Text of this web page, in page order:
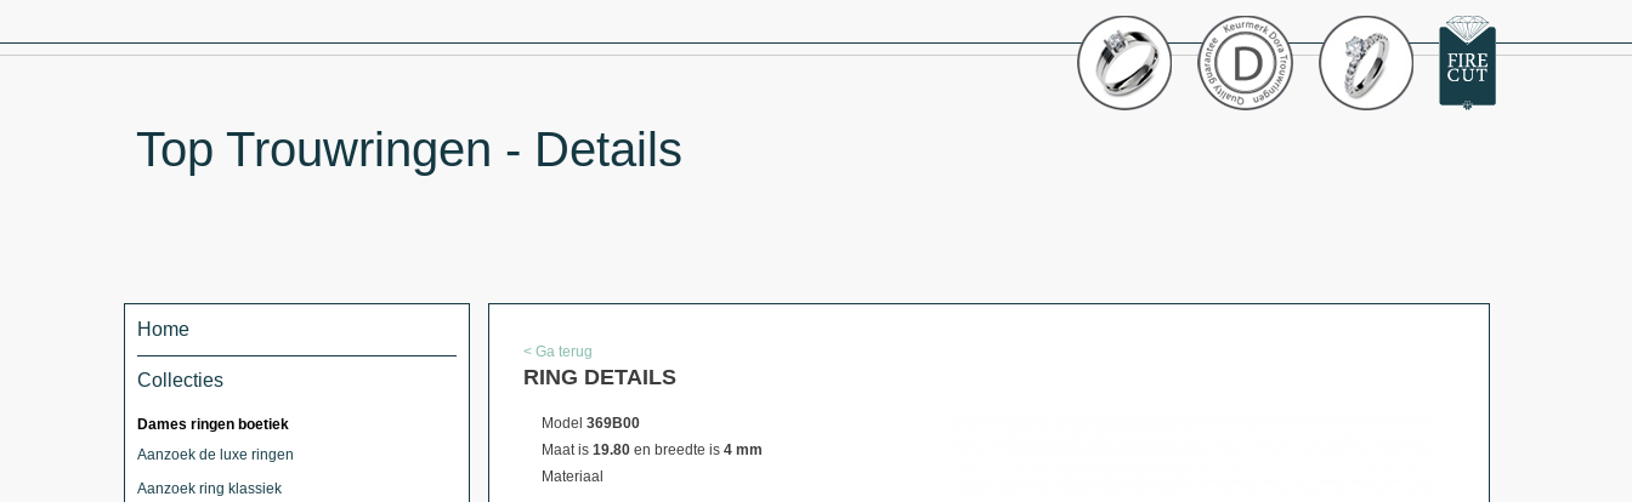
Top Trouwringen - Details
< Ga terug
RING DETAILS
Model 369B00
Maat is 19.80 en breedte is 4 mm
Materiaal
Home
Collecties
Dames ringen boetiek
Aanzoek de luxe ringen
Aanzoek ring klassiek